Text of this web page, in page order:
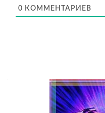
0 КОММЕНТАРИЕВ